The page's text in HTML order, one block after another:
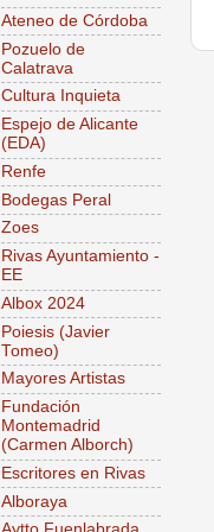
Ateneo de Córdoba
Pozuelo de
Calatrava
Cultura Inquieta
Espejo de Alicante
(EDA)
Renfe
Bodegas Peral
Zoes
Rivas Ayuntamiento -
EE
Albox 2024
Poiesis (Javier
Tomeo)
Mayores Artistas
Fundación
Montemadrid
(Carmen Alborch)
Escritores en Rivas
Alboraya